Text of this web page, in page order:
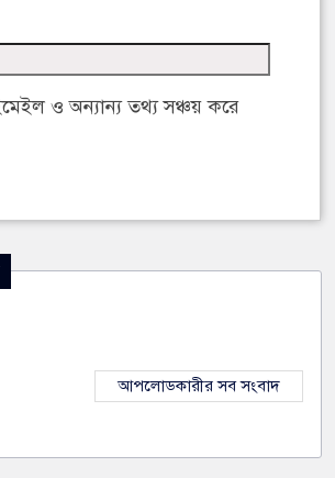
ও অন্যান্য তথ্য সঞ্চয় করে
আপলোডকারীর সব সংবাদ